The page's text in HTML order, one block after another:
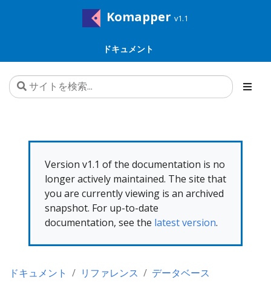
Komapper v1.1
ドキュメント
Version v1.1 of the documentation is no
longer actively maintained. The site that
you are currently viewing is an archived
snapshot. For up-to-date
documentation, see the latest version.
ドキュメント リファレンス データベース